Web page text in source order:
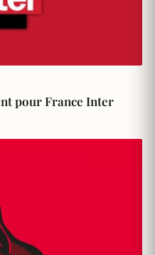
pour France Inter